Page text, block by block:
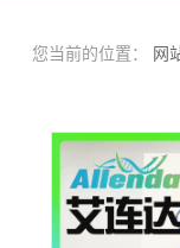
您当前的位置： 网